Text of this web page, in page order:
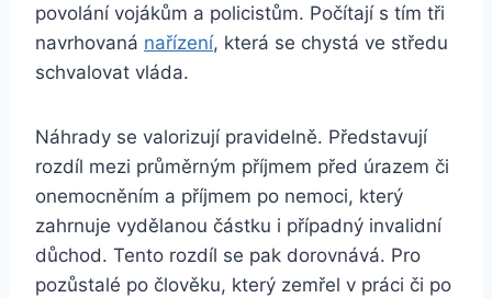
povolání vojákům a policistům. Počítají s tím tři
navrhovaná nařízení, která se chystá ve středu
schvalovat vláda.
Náhrady se valorizují pravidelně. Představují
rozdíl mezi průměrným příjmem před úrazem či
onemocněním a příjmem po nemoci, který
zahrnuje vydělanou částku i případný invalidní
důchod. Tento rozdíl se pak dorovnává. Pro
pozůstalé po člověku, který zemřel v práci či po